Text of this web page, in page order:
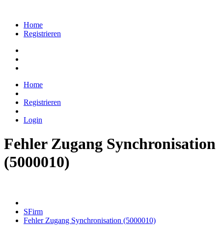
Home
Registrieren
Home
Registrieren
Login
Fehler Zugang Synchronisation
(5000010)
SFirm
Fehler Zugang Synchronisation (5000010)